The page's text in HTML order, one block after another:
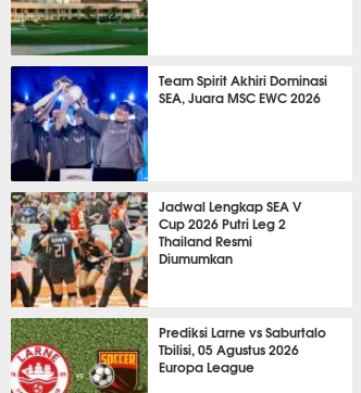
GOLF
Team Spirit Akhiri Dominasi
SEA, Juara MSC EWC 2026
ESPORTS
Jadwal Lengkap SEA V
Cup 2026 Putri Leg 2
Thailand Resmi
Diumumkan
OLAHRAGA LAIN
Prediksi Larne vs Saburtalo
Tbilisi, 05 Agustus 2026
Europa League